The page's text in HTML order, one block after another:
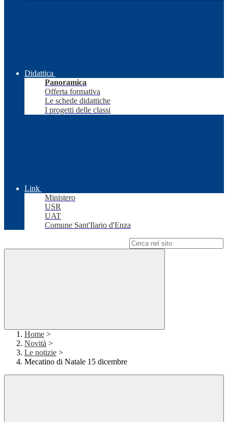
Didattica
Panoramica
Offerta formativa
Le schede didattiche
I progetti delle classi
Link
Ministero
USR
UAT
Comune Sant'Ilario d'Enza
Home >
Novità >
Le notizie >
Mecatino di Natale 15 dicembre